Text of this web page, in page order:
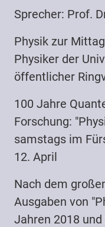
Sprecher: Prof.
Physik zur
Physiker der
öffentlicher
100 Jahre
Forschung:
samstags im
12. April
Nach dem
Ausgaben von
Jahren 2018